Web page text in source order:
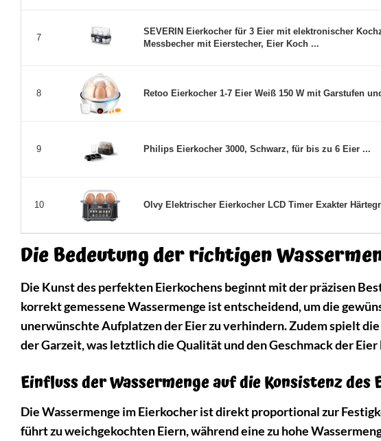
7
SEVERIN Eierkocher für 3 Eier mit elektronischer
Messbecher mit Eierstecher, Eier Koch ...
8 Retoo Eierkocher 1-7 Eier Weiß 150 W mit Garstufen
9 Philips Eierkocher 3000, Schwarz, für bis zu 6 Eier ...
10 Olvy Elektrischer Eierkocher LCD Timer Exakter
Die Bedeutung der richtigen
Die Kunst des perfekten Eierkochens beginnt mit der präzisen
korrekt gemessene Wassermenge ist entscheidend, um die
unerwünschte Aufplatzen der Eier zu verhindern. Zudem spielt
der Garzeit, was letztlich die Qualität und den Geschmack der
Einfluss der Wassermenge auf die Konsistenz des
Die Wassermenge im Eierkocher ist direkt proportional zur
führt zu weichgekochten Eiern, während eine zu hohe